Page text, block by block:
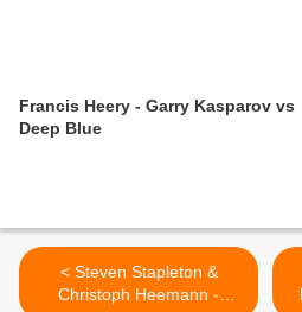
Francis Heery - Garry Kasparov vs
Deep Blue
< Steven Stapleton &
Christoph Heemann -